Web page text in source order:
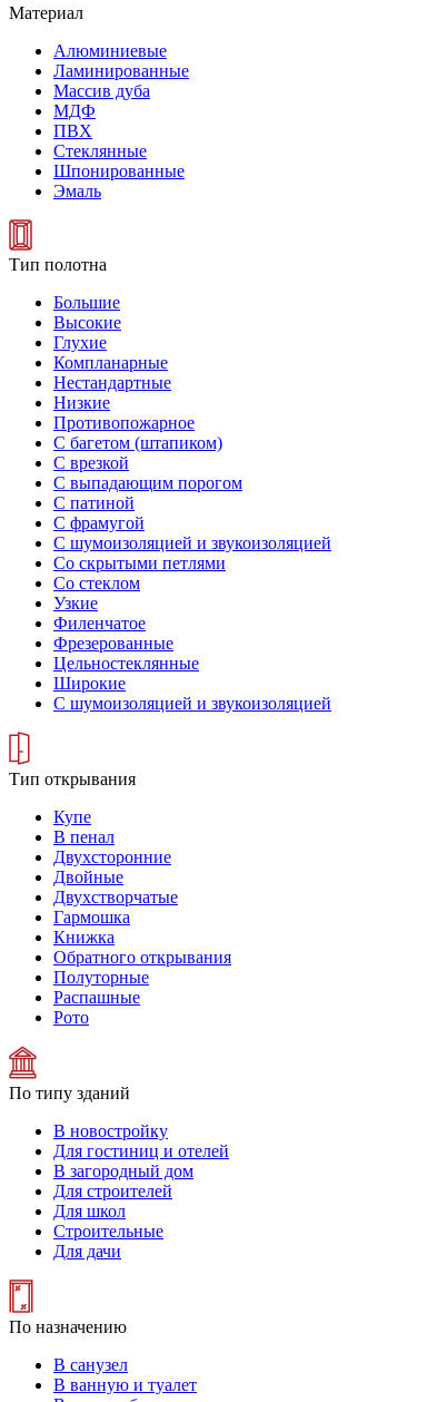
Материал
Алюминиевые
Ламинированные
Массив дуба
МДФ
ПВХ
Стеклянные
Шпонированные
Эмаль
Тип полотна
Большие
Высокие
Глухие
Компланарные
Нестандартные
Низкие
Противопожарное
С багетом (штапиком)
С врезкой
С выпадающим порогом
С патиной
С фрамугой
С шумоизоляцией и звукоизоляцией
Со скрытыми петлями
Со стеклом
Узкие
Филенчатое
Фрезерованные
Цельностеклянные
Широкие
С шумоизоляцией и звукоизоляцией
Тип открывания
Купе
В пенал
Двухсторонние
Двойные
Двухстворчатые
Гармошка
Книжка
Обратного открывания
Полуторные
Распашные
Рото
По типу зданий
В новостройку
Для гостиниц и отелей
В загородный дом
Для строителей
Для школ
Строительные
Для дачи
По назначению
В санузел
В ванную и туалет